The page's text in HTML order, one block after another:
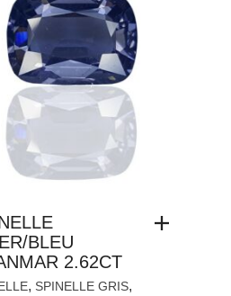
BLEU
2.62CT
, SPINELLE GRIS,